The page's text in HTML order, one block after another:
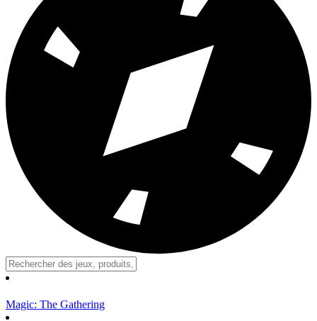
Magic: The Gathering